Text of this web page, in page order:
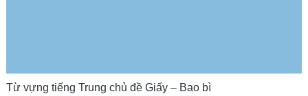
Từ vựng tiếng Trung chủ đề Giấy – Bao bì